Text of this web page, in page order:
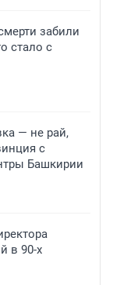
забили
стало с
— не рай,
с
Башкирии
в 90-х